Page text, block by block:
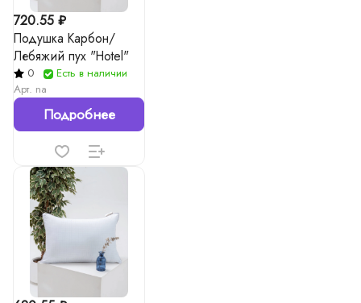
720.55 ₽
Подушка Карбон/
Лебяжий пух "Hotel"
0
Есть в наличии
Арт. na
Подробнее